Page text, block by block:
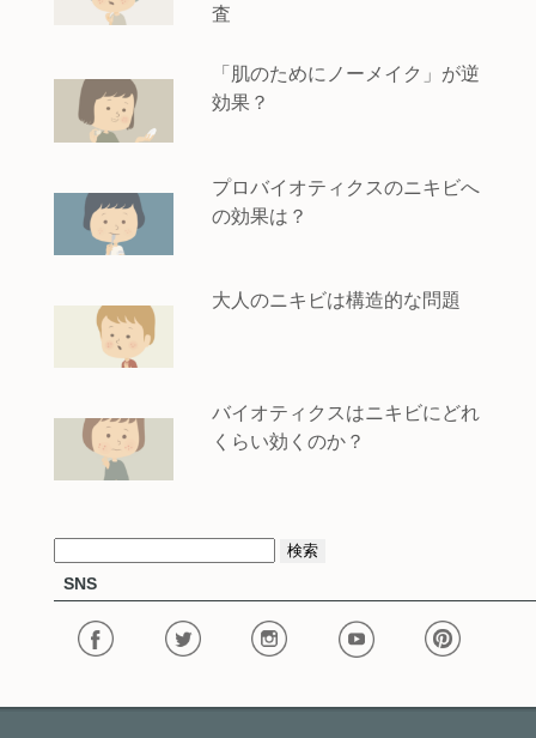
査
「肌のためにノーメイク」が逆
効果？
プロバイオティクスのニキビへ
の効果は？
大人のニキビは構造的な問題
バイオティクスはニキビにどれ
くらい効くのか？
索:SNS